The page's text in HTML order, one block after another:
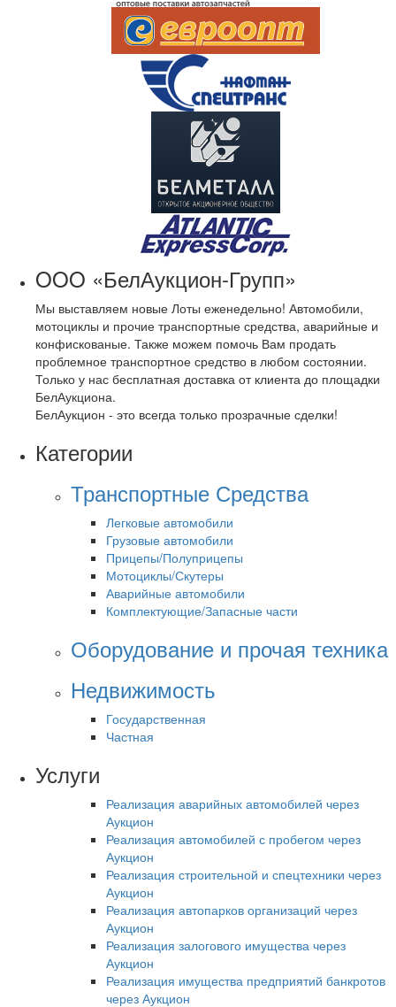
OOO «БелАукцион-Групп»
Мы выставляем новые Лоты еженедельно! Автомобили,
мотоциклы и прочие транспортные средства, аварийные и
конфискованые. Также можем помочь Вам продать
проблемное транспортное средство в любом состоянии.
Только у нас бесплатная доставка от клиента до площадки
БелАукциона.
БелАукцион - это всегда только прозрачные сделки!
Категории
Транспортные Средства
Легковые автомобили
Грузовые автомобили
Прицепы/Полуприцепы
Мотоциклы/Скутеры
Аварийные автомобили
Комплектующие/Запасные части
Оборудование и прочая техника
Недвижимость
Государственная
Частная
Услуги
Реализация аварийных автомобилей через
Аукцион
Реализация автомобилей с пробегом через
Аукцион
Реализация строительной и спецтехники через
Аукцион
Реализация автопарков организаций через
Аукцион
Реализация залогового имущества через
Аукцион
Реализация имущества предприятий банкротов
через Аукцион